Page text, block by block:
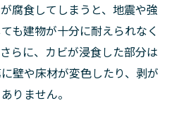
腐食してしまうと、地震や強
も建物が十分に耐えられなく
らに、カビが浸食した部分は
壁や床材が変色したり、剥が
りません。